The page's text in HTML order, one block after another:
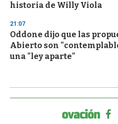
historia de Willy Viola
21:07
Oddone dijo que las
Abierto son
una "ley aparte"